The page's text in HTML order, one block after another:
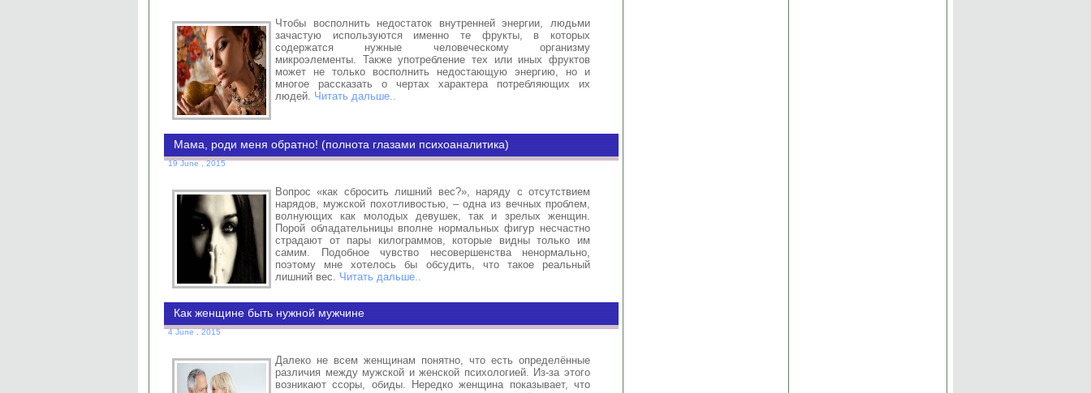
Чтобы восполнить недостаток внутренней энергии, людьми
зачастую используются именно те фрукты, в которых
содержатся нужные человеческому организму
микроэлементы. Также употребление тех или иных фруктов
может не только восполнить недостающую энергию, но и
многое рассказать о чертах характера потребляющих их
людей. Читать дальше..
Мама, роди меня обратно! (полнота глазами психоаналитика)
19 June , 2015
Вопрос «как сбросить лишний вес?», наряду с отсутствием
нарядов, мужской похотливостью, – одна из вечных проблем,
волнующих как молодых девушек, так и зрелых женщин.
Порой обладательницы вполне нормальных фигур несчастно
страдают от пары килограммов, которые видны только им
самим. Подобное чувство несовершенства ненормально,
поэтому мне хотелось бы обсудить, что такое реальный
лишний вес. Читать дальше..
Как женщине быть нужной мужчине
4 June , 2015
Далеко не всем женщинам понятно, что есть определённые
различия между мужской и женской психологией. Из-за этого
возникают ссоры, обиды. Нередко женщина показывает, что